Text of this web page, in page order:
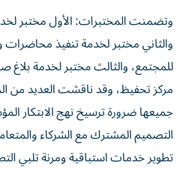
وتضمنت المختبرات: الأول مختبر
والثاني مختبر لخدمة تنفيذ محاضرات
للمجتمع، والثالث مختبر لخدمة بلاغ
مركز تحفيظ، وقد ناقشت العديد من
جميعها ضرورة ترسيخ نهج الابتكار
التصميم المشترك مع الشركاء
تطوير خدمات استباقية ومرنة تلبي